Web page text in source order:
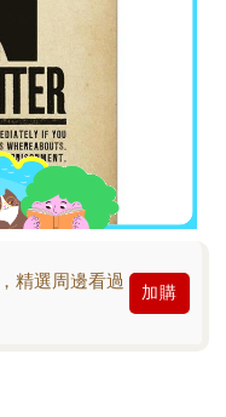
精選周邊看過
加購